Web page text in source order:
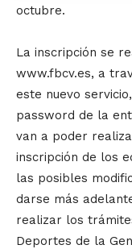
octubre.
La inscripción se
www.fbcv.es, a
este nuevo
password de la
van a poder
inscripción de los
las posibles
darse más
realizar los
Deportes de la